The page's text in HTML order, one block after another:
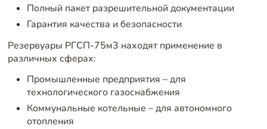
Полный пакет разрешительной документации
Гарантия качества и безопасности
Резервуары РГСП-75м3 находят применение в
различных сферах:
Промышленные предприятия – для
технологического газоснабжения
Коммунальные котельные – для автономного
отопления